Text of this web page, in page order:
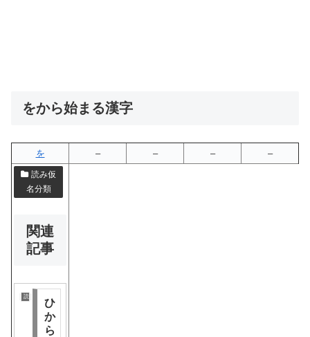
をから始まる漢字
を – – – –
読み仮
名分類
関連
記事
読み仮名分類
ひ
か
ら